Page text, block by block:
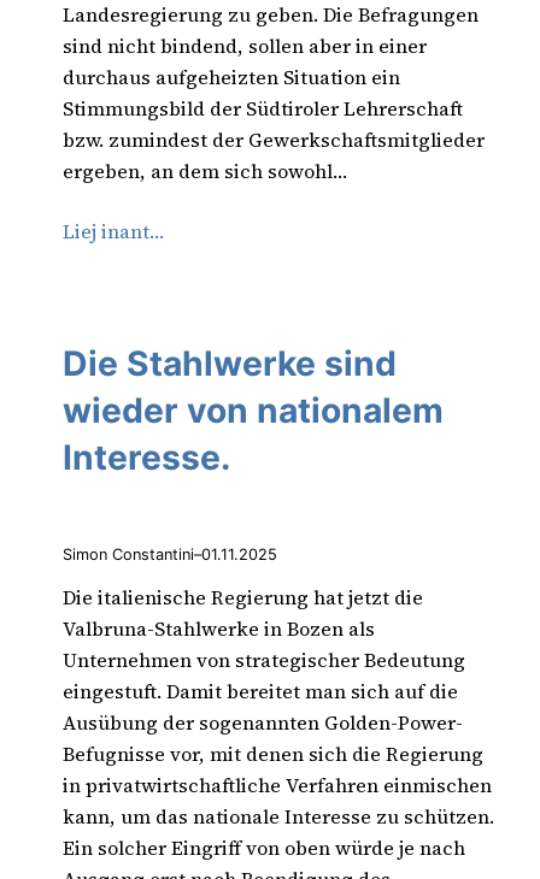
Landesregierung zu geben. Die Befragungen
sind nicht bindend, sollen aber in einer
durchaus aufgeheizten Situation ein
Stimmungsbild der Südtiroler Lehrerschaft
bzw. zumindest der Gewerkschaftsmitglieder
ergeben, an dem sich sowohl…
Liej inant…
Die Stahlwerke sind
wieder von nationalem
Interesse.
Simon Constantini–01.11.2025
Die italienische Regierung hat jetzt die
Valbruna-Stahlwerke in Bozen als
Unternehmen von strategischer Bedeutung
eingestuft. Damit bereitet man sich auf die
Ausübung der sogenannten Golden-Power-
Befugnisse vor, mit denen sich die Regierung
in privatwirtschaftliche Verfahren einmischen
kann, um das nationale Interesse zu schützen.
Ein solcher Eingriff von oben würde je nach